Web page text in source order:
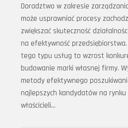
Doradztwo w zakresie
może usprawniać procesy
zwiększać skuteczność
na efektywność przedsiębiorstwa.
tego typu usług to wzrost
budowanie marki własnej firmy.
metody efektywnego
najlepszych kandydatów na
właścicieli…